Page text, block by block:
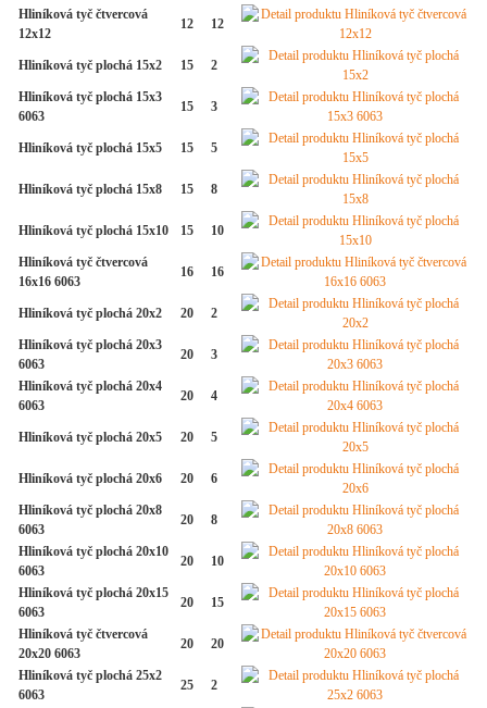
Hliníková tyč čtvercová
12x12
12 12
Hliníková tyč plochá 15x2 15 2
Hliníková tyč plochá 15x3
6063
15 3
Hliníková tyč plochá 15x5 15 5
Hliníková tyč plochá 15x8 15 8
Hliníková tyč plochá 15x10 15 10
Hliníková tyč čtvercová
16x16 6063
16 16
Hliníková tyč plochá 20x2 20 2
Hliníková tyč plochá 20x3
6063
20 3
Hliníková tyč plochá 20x4
6063
20 4
Hliníková tyč plochá 20x5 20 5
Hliníková tyč plochá 20x6 20 6
Hliníková tyč plochá 20x8
6063
20 8
Hliníková tyč plochá 20x10
6063
20 10
Hliníková tyč plochá 20x15
6063
20 15
Hliníková tyč čtvercová
20x20 6063
20 20
Hliníková tyč plochá 25x2
6063
25 2